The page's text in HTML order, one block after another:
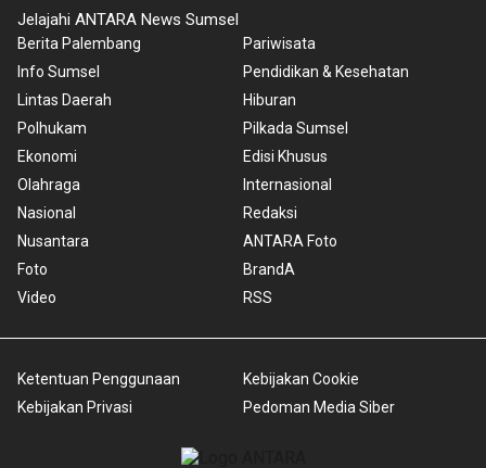
Jelajahi ANTARA News Sumsel
Berita Palembang
Info Sumsel
Lintas Daerah
Polhukam
Ekonomi
Olahraga
Nasional
Nusantara
Foto
Video
Pariwisata
Pendidikan & Kesehatan
Hiburan
Pilkada Sumsel
Edisi Khusus
Internasional
Redaksi
ANTARA Foto
BrandA
RSS
Ketentuan Penggunaan
Kebijakan Privasi
Kebijakan Cookie
Pedoman Media Siber